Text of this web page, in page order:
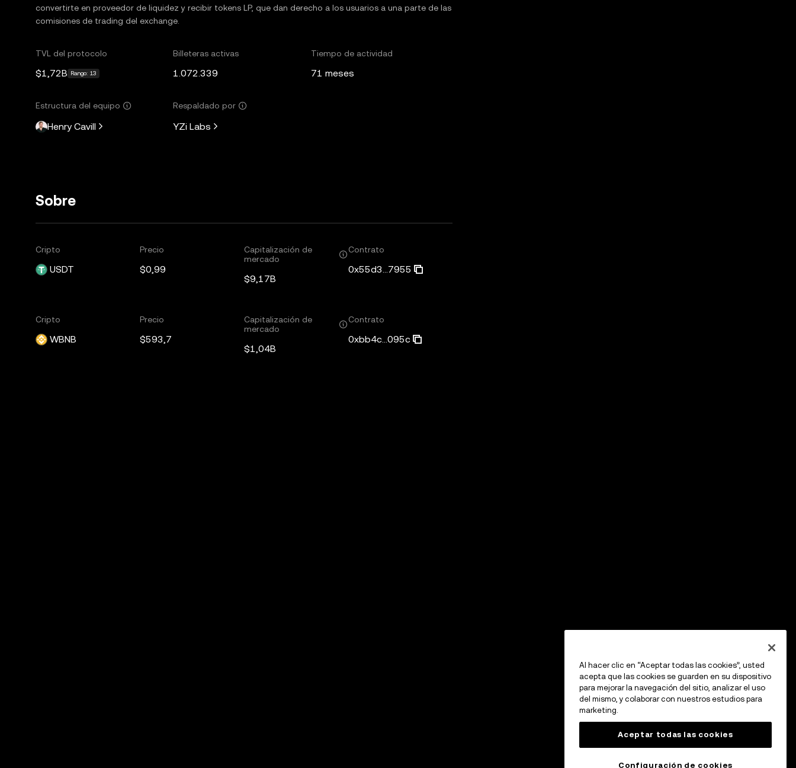
convertirte en proveedor de liquidez y recibir tokens LP, que dan derecho a los usuarios a una parte de las
comisiones de trading del exchange.
TVL del protocolo
$1,72B Rango: 13
Billeteras activas
1.072.339
Tiempo de actividad
71 meses
Estructura del equipo
Henry Cavill
Respaldado por
YZi Labs
Sobre
Cripto
USDT
Precio
$0,99
Capitalización de
mercado
$9,17B
Contrato
0x55d3...7955
Cripto
WBNB
Precio
$593,7
Capitalización de
mercado
$1,04B
Contrato
0xbb4c...095c
Al hacer clic en “Aceptar todas las cookies”, usted
acepta que las cookies se guarden en su dispositivo
para mejorar la navegación del sitio, analizar el uso
del mismo, y colaborar con nuestros estudios para
marketing.
Aceptar todas las cookies
Configuración de cookies